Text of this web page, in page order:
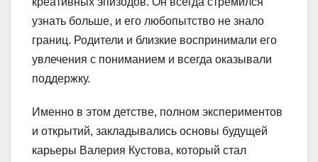
узнать больше, и его любопытство не знало
границ. Родители и близкие воспринимали его
увлечения с пониманием и всегда оказывали
поддержку.
Именно в этом детстве, полном экспериментов
и открытий, закладывались основы будущей
карьеры Валерия Кустова, который стал